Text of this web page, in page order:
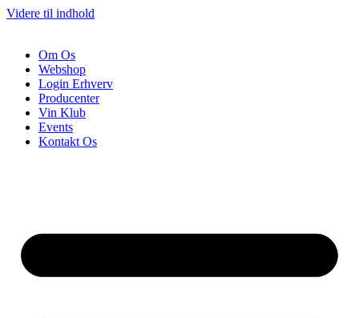
Videre til indhold
Om Os
Webshop
Login Erhverv
Producenter
Vin Klub
Events
Kontakt Os